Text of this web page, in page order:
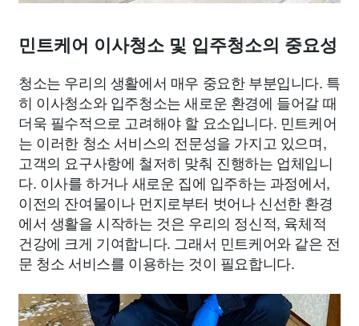
민트케어 이사청소 및 입주청소의 중요성
청소는 우리의 생활에서 매우 중요한 부분입니다. 특
히 이사청소와 입주청소는 새로운 환경에 들어갈 때
더욱 필수적으로 고려해야 할 요소입니다. 민트케어
는 이러한 청소 서비스의 전문성을 가지고 있으며,
고객의 요구사항에 철저히 맞춰 진행하는 업체입니
다. 이사를 하거나 새로운 집에 입주하는 과정에서,
이전의 잔여물이나 먼지로부터 벗어나 신선한 환경
에서 생활을 시작하는 것은 우리의 정신적, 육체적
건강에 크게 기여합니다. 그래서 민트케어와 같은 전
문 청소 서비스를 이용하는 것이 필요합니다.